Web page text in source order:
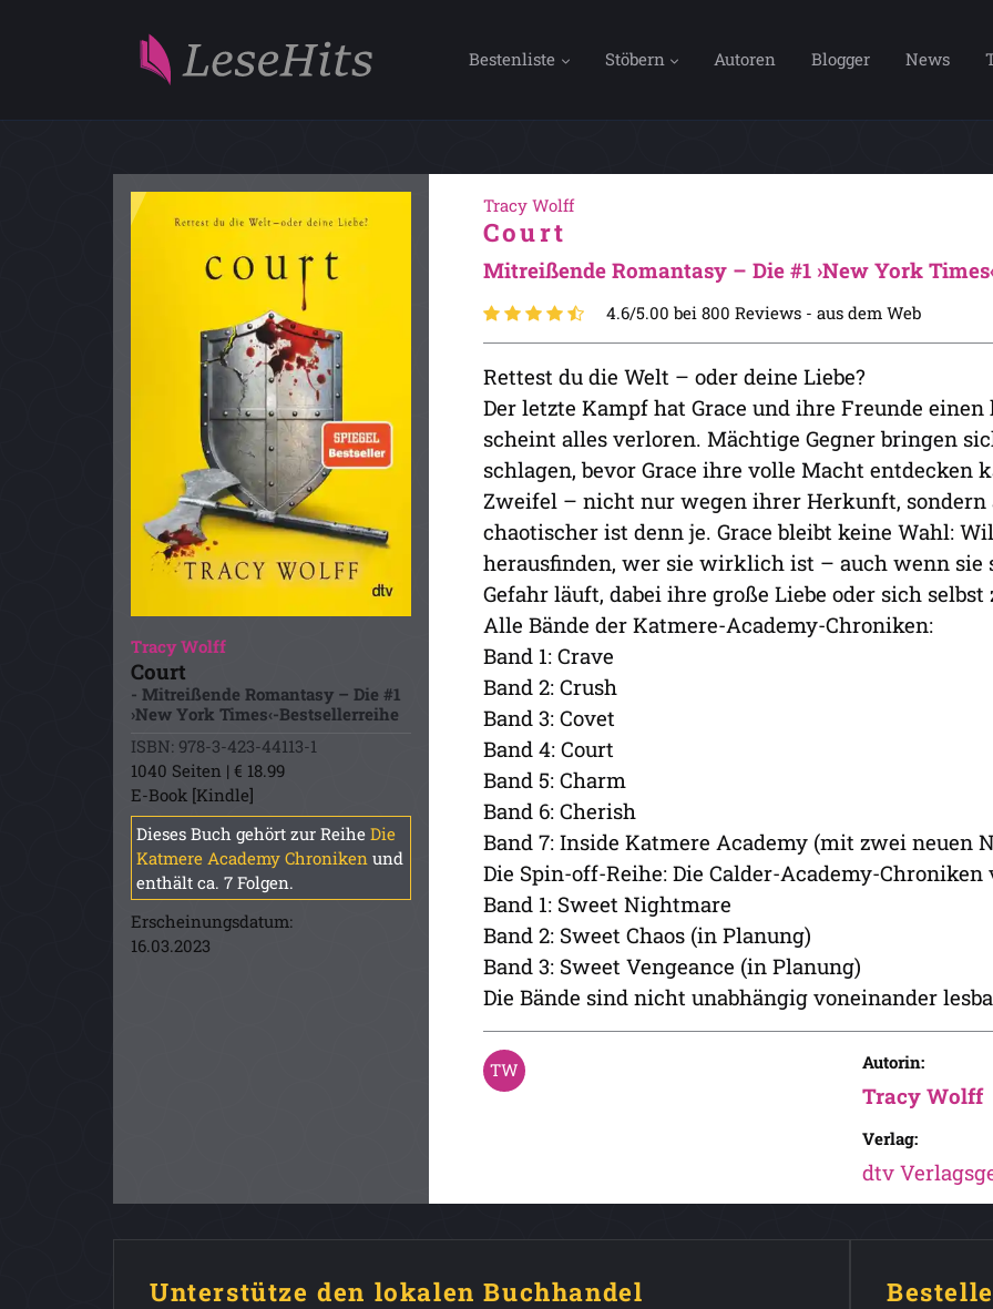
Bestenliste Stöbern Autoren Blogger News
Tracy Wolff
Court
- Mitreißende Romantasy – Die #1
›New York Times‹-Bestsellerreihe
ISBN: 978-3-423-44113-1
1040 Seiten | € 18.99
E-Book [Kindle]
Dieses Buch gehört zur Reihe Die
Katmere Academy Chroniken und
enthält ca. 7 Folgen.
Erscheinungsdatum:
16.03.2023
Tracy Wolff
Court
Mitreißende Romantasy – Die #1 ›New York
4.6/5.00 bei 800 Reviews - aus dem Web
Rettest du die Welt – oder deine Liebe?
Der letzte Kampf hat Grace und ihre Freunde
scheint alles verloren. Mächtige Gegner bringen
schlagen, bevor Grace ihre volle Macht entdecken
Zweifel – nicht nur wegen ihrer Herkunft, sondern
chaotischer ist denn je. Grace bleibt keine Wahl:
herausfinden, wer sie wirklich ist – auch wenn
Gefahr läuft, dabei ihre große Liebe oder sich
Alle Bände der Katmere-Academy-Chroniken:
Band 1: Crave
Band 2: Crush
Band 3: Covet
Band 4: Court
Band 5: Charm
Band 6: Cherish
Band 7: Inside Katmere Academy (mit zwei neuen
Die Spin-off-Reihe: Die Calder-Academy-
Band 1: Sweet Nightmare
Band 2: Sweet Chaos (in Planung)
Band 3: Sweet Vengeance (in Planung)
Die Bände sind nicht unabhängig voneinander
Autorin:
Tracy Wolff
Verlag:
dtv
Unterstütze den lokalen Buchhandel